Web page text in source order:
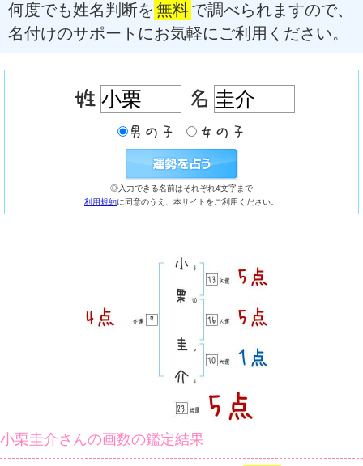
何度でも姓名判断を 無料で調べられますので、
名付けのサポートにお気軽にご利用ください。
◎入力できる名前はそれぞれ4文字まで
利用規約に同意のうえ、本サイトをご利用ください。
小栗圭介さんの画数の鑑定結果